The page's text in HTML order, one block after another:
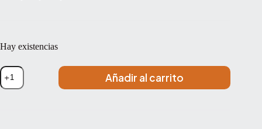
Hay existencias
Viola
Kreutzer
School
Añadir al carrito